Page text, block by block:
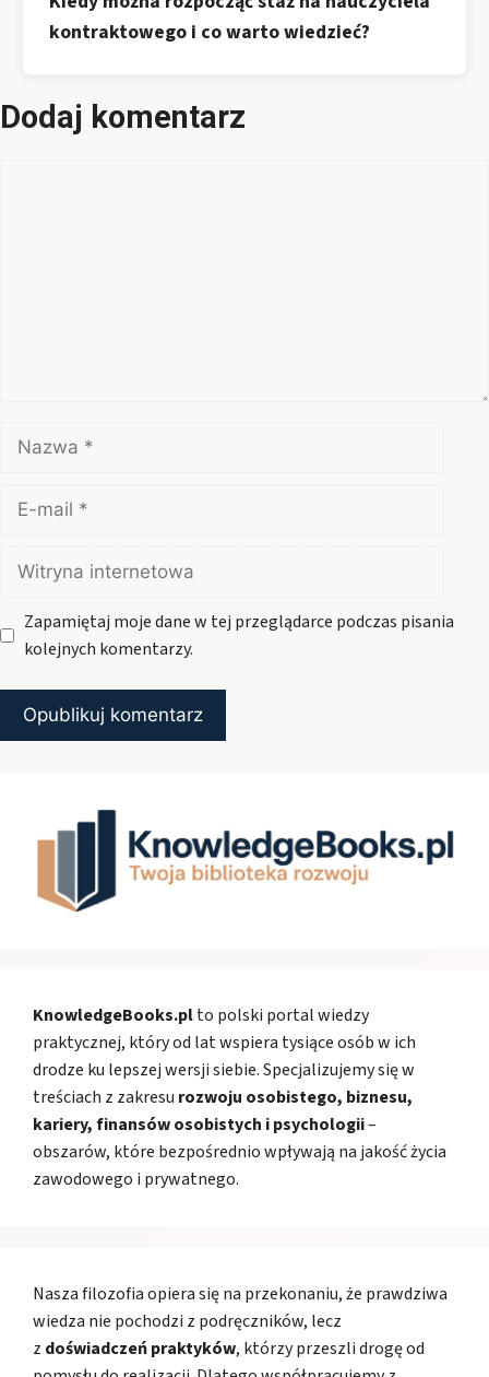
kontraktowego i co warto wiedzieć?
Dodaj komentarz
Nazwa
mail
Witryna
internetowa
Zapamiętaj moje dane w tej przeglądarce podczas pisania
kolejnych komentarzy.
KnowledgeBooks.plto polski portal wiedzy
praktycznej, który od lat wspiera tysiące osób w ich
drodze ku lepszej wersji siebie. Specjalizujemy się w
treściach z zakresu rozwoju osobistego, biznesu,
kariery, finansów osobistych i psychologii–
obszarów, które bezpośrednio wpływają na jakość życia
zawodowego i prywatnego.
Nasza filozofia opiera się na przekonaniu, że prawdziwa
wiedza nie pochodzi z podręczników, lecz
z doświadczeń praktyków, którzy przeszli drogę od